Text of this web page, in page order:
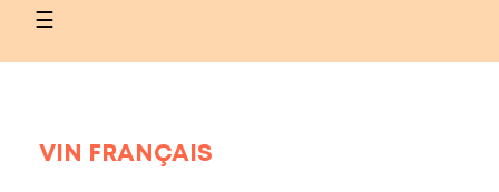
Basculer
navigation
☰
VIN FRANÇAIS